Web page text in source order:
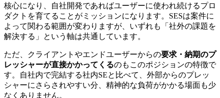
核心になり、自社開発であればユーザーに使われ続けるプロ
ダクトを育てることがミッションになります。SESは案件に
よって関わる範囲が変わりますが、いずれも「社外の課題を
解決する」という軸は共通しています。
ただ、クライアントやエンドユーザーからの要求・納期のプ
レッシャーが直接かかってくるのもこのポジションの特徴で
す。自社内で完結する社内SEと比べて、外部からのプレッ
シャーにさらされやすい分、精神的な負荷がかかる場面も少
なくありません。